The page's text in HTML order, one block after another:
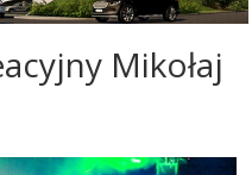
Mikołaj